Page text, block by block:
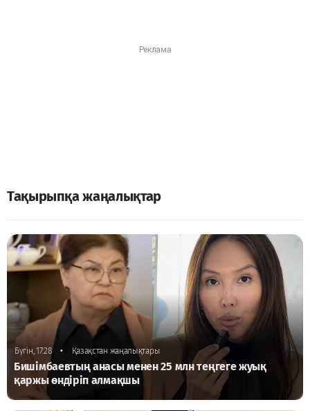
Тақырыпқа жаңалықтар
Бүгін, 17:28 • Қазақстан жаңалықтары
Бишімбаевтың анасы менен 25 млн теңгеге жуық
қаржы өндіріп алмақшы